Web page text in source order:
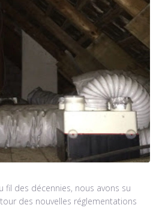
fil des décennies, nous avons su
des nouvelles réglementations